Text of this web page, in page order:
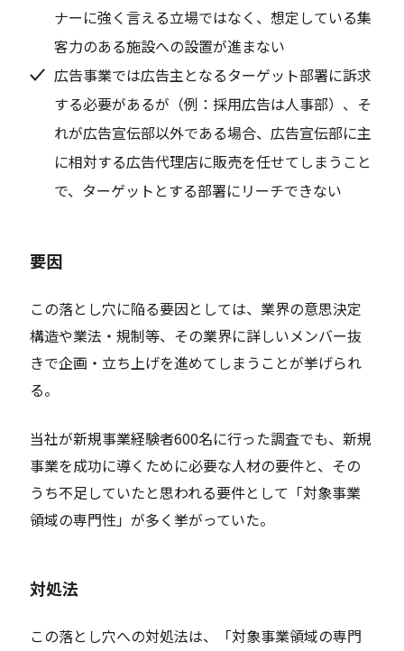
ナーに強く言える立場ではなく、想定している集
客力のある施設への設置が進まない
広告事業では広告主となるターゲット部署に訴求
する必要があるが（例：採用広告は人事部）、そ
れが広告宣伝部以外である場合、広告宣伝部に主
に相対する広告代理店に販売を任せてしまうこと
で、ターゲットとする部署にリーチできない
要因
この落とし穴に陥る要因としては、業界の意思決定
構造や業法・規制等、その業界に詳しいメンバー抜
きで企画・立ち上げを進めてしまうことが挙げられ
る。
当社が新規事業経験者600名に行った調査でも、新規
事業を成功に導くために必要な人材の要件と、その
うち不足していたと思われる要件として「対象事業
領域の専門性」が多く挙がっていた。
対処法
この落とし穴への対処法は、「対象事業領域の専門